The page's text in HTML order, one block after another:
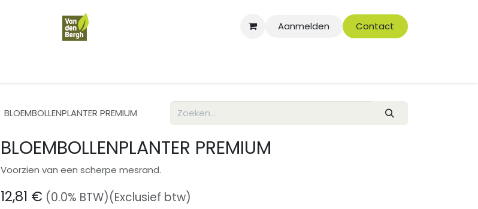
Aanmelden Contact
BLOEMBOLLENPLANTER PREMIUM
BLOEMBOLLENPLANTER PREMIUM
Voorzien van een scherpe mesrand.
12,81 € (0.0% BTW)(Exclusief btw)